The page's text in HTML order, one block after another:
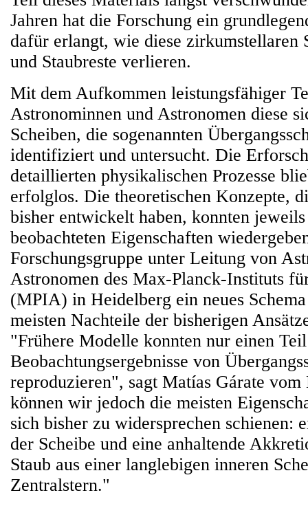
Jahren hat die Forschung ein
dafür erlangt, wie diese zirkumstellaren
und Staubreste verlieren.
Mit dem Aufkommen leistungsfähiger
Astronominnen und Astronomen diese
Scheiben, die sogenannten
identifiziert und untersucht. Die
detaillierten physikalischen Prozesse
erfolglos. Die theoretischen Konzepte,
bisher entwickelt haben, konnten
beobachteten Eigenschaften
Forschungsgruppe unter Leitung von
Astronomen des Max-Planck-Instituts
(MPIA) in Heidelberg ein neues
meisten Nachteile der bisherigen
"Frühere Modelle konnten nur einen
Beobachtungsergebnisse von
reproduzieren", sagt Matías Gárate
können wir jedoch die meisten
sich bisher zu widersprechen schienen:
der Scheibe und eine anhaltende
Staub aus einer langlebigen inneren
Zentralstern."